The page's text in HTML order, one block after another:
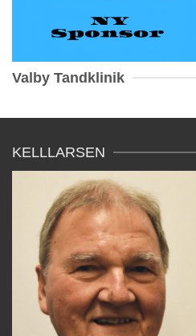
Valby Tandklinik
KELLLARSEN